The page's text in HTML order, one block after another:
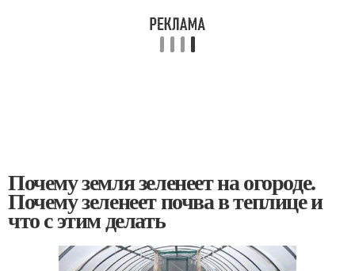
Почему земля зеленеет на огороде.
Почему зеленеет почва в теплице и
что с этим делать